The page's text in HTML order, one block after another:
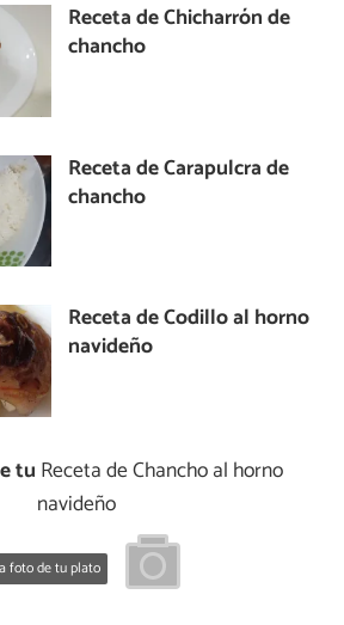
Receta de Chicharrón de
chancho
Receta de Carapulcra de
chancho
Receta de Codillo al horno
navideño
tu Receta de Chancho al horno
navideño
foto de tu plato